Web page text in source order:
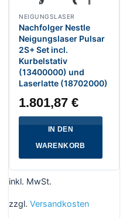
NEIGUNGSLASER
Nachfolger Nestle
Neigungslaser Pulsar
2S+ Set incl.
Kurbelstativ
(13400000) und
Laserlatte (18702000)
1.801,87€
IN DEN
WARENKORB
inkl. MwSt.
zzgl. Versandkosten